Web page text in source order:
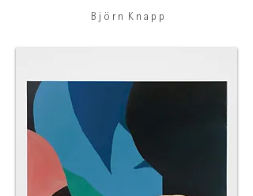
B j ö r n K n a p p